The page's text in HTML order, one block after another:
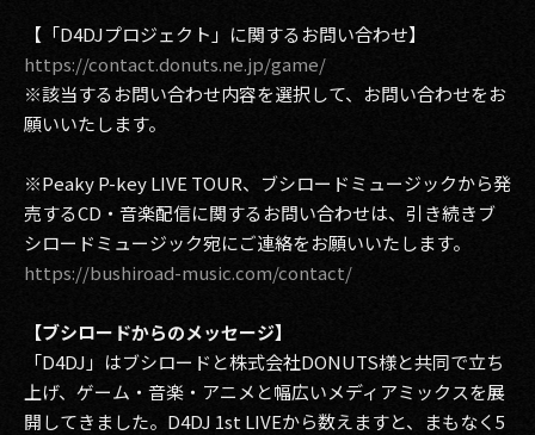
【「D4DJプロジェクト」に関するお問い合わせ】
https://contact.donuts.ne.jp/game/
※該当するお問い合わせ内容を選択して、お問い合わせをお
願いいたします。
※Peaky P-key LIVE TOUR、ブシロードミュージックから発
売するCD・音楽配信に関するお問い合わせは、引き続きブ
シロードミュージック宛にご連絡をお願いいたします。
https://bushiroad-music.com/contact/
【ブシロードからのメッセージ】
「D4DJ」はブシロードと株式会社DONUTS様と共同で立ち
上げ、ゲーム・音楽・アニメと幅広いメディアミックスを展
開してきました。D4DJ 1st LIVEから数えますと、まもなく5